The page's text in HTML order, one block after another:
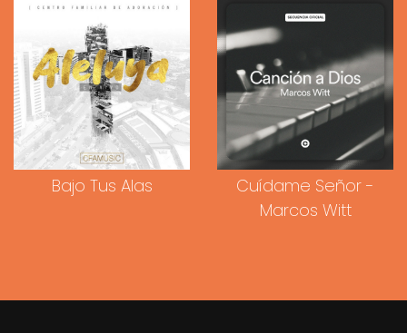
Bajo Tus Alas
Cuídame Señor -
Marcos Witt